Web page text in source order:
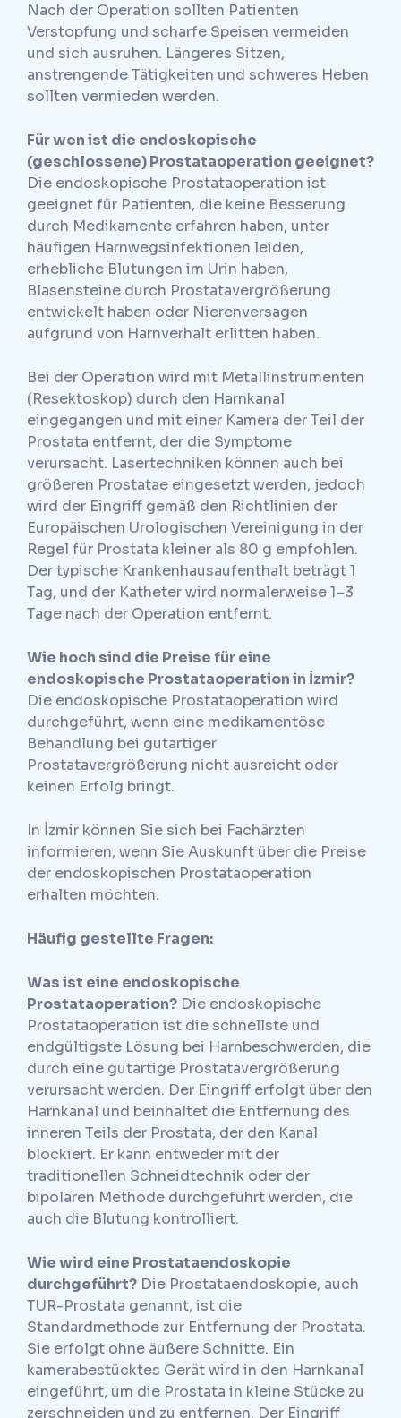
Nach der Operation sollten Patienten
Verstopfung und scharfe Speisen vermeiden
und sich ausruhen. Längeres Sitzen,
anstrengende Tätigkeiten und schweres Heben
sollten vermieden werden.
Für wen ist die endoskopische
(geschlossene) Prostataoperation geeignet?
Die endoskopische Prostataoperation ist
geeignet für Patienten, die keine Besserung
durch Medikamente erfahren haben, unter
häufigen Harnwegsinfektionen leiden,
erhebliche Blutungen im Urin haben,
Blasensteine durch Prostatavergrößerung
entwickelt haben oder Nierenversagen
aufgrund von Harnverhalt erlitten haben.
Bei der Operation wird mit Metallinstrumenten
(Resektoskop) durch den Harnkanal
eingegangen und mit einer Kamera der Teil der
Prostata entfernt, der die Symptome
verursacht. Lasertechniken können auch bei
größeren Prostatae eingesetzt werden, jedoch
wird der Eingriff gemäß den Richtlinien der
Europäischen Urologischen Vereinigung in der
Regel für Prostata kleiner als 80 g empfohlen.
Der typische Krankenhausaufenthalt beträgt 1
Tag, und der Katheter wird normalerweise 1–3
Tage nach der Operation entfernt.
Wie hoch sind die Preise für eine
endoskopische Prostataoperation in İzmir?
Die endoskopische Prostataoperation wird
durchgeführt, wenn eine medikamentöse
Behandlung bei gutartiger
Prostatavergrößerung nicht ausreicht oder
keinen Erfolg bringt.
In İzmir können Sie sich bei Fachärzten
informieren, wenn Sie Auskunft über die Preise
der endoskopischen Prostataoperation
erhalten möchten.
Häufig gestellte Fragen:
Was ist eine endoskopische
Prostataoperation? Die endoskopische
Prostataoperation ist die schnellste und
endgültigste Lösung bei Harnbeschwerden, die
durch eine gutartige Prostatavergrößerung
verursacht werden. Der Eingriff erfolgt über den
Harnkanal und beinhaltet die Entfernung des
inneren Teils der Prostata, der den Kanal
blockiert. Er kann entweder mit der
traditionellen Schneidtechnik oder der
bipolaren Methode durchgeführt werden, die
auch die Blutung kontrolliert.
Wie wird eine Prostataendoskopie
durchgeführt? Die Prostataendoskopie, auch
TUR-Prostata genannt, ist die
Standardmethode zur Entfernung der Prostata.
Sie erfolgt ohne äußere Schnitte. Ein
kamerabestücktes Gerät wird in den Harnkanal
eingeführt, um die Prostata in kleine Stücke zu
zerschneiden und zu entfernen. Der Eingriff